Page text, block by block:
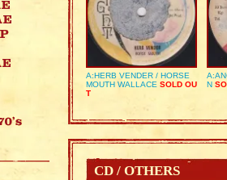
A:HERB VENDER / HORSE
MOUTH WALLACE SOLD OU
T
N
CD / OTHERS